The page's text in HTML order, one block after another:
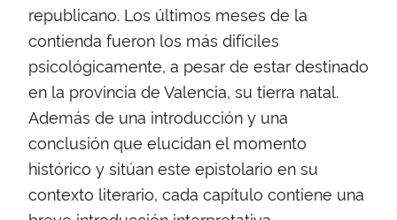
republicano. Los últimos meses de la
contienda fueron los más difíciles
psicológicamente, a pesar de estar destinado
en la provincia de Valencia, su tierra natal.
Además de una introducción y una
conclusión que elucidan el momento
histórico y sitúan este epistolario en su
contexto literario, cada capítulo contiene una